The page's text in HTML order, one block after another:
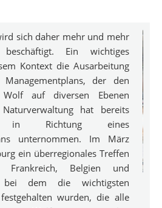
sich daher mehr und mehr
Ein wichtiges
Kontext die Ausarbeitung
der den
auf diversen Ebenen
hat bereits
in Richtung eines
unternommen. Im März
ein überregionales Treffen
Belgien und
bei dem die wichtigsten
wurden, die alle